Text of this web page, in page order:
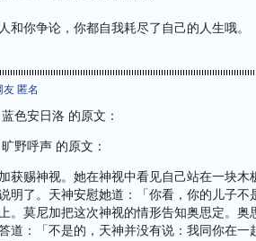
和你争论，你都自我耗尽了自己的人生哦。
友 匿名
色安日洛 的原文：
野呼声 的原文：
获赐神视。她在神视中看见自己站在一块
明了。天神安慰她道：「你看，你的儿子
。莫尼加把这次神视的情形告知奥思定。
道：「不是的，天神并没有说：我同你在